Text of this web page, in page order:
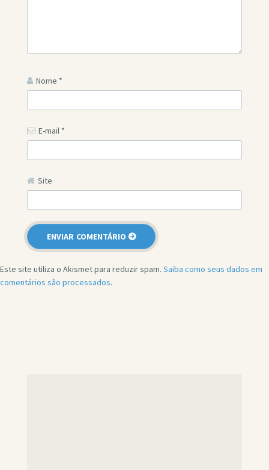
Nome *
E-mail *
Site
Este site utiliza o Akismet para reduzir spam. Saiba como seus dados em
comentários são processados.